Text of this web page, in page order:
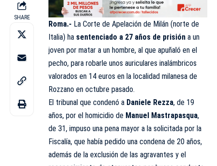
SHARE
Roma.- La Corte de Apelación de Milán (norte de
Italia) ha sentenciado a 27 años de prisión a un
joven por matar a un hombre, al que apuñaló en el
pecho, para robarle unos auriculares inalámbricos
valorados en 14 euros en la localidad milanesa de
Rozzano en octubre pasado.
El tribunal que condenó a Daniele Rezza, de 19
años, por el homicidio de Manuel Mastrapasqua,
de 31, impuso una pena mayor a la solicitada por la
Fiscalía, que había pedido una condena de 20 años,
además de la exclusión de las agravantes y el